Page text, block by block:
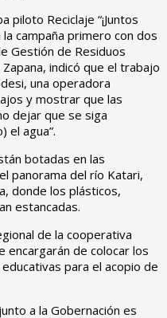
piloto Reciclaje “¡Juntos
campaña primero con dos
Gestión de Residuos
indicó que el trabajo
una operadora
y mostrar que las
dejar que se siga
el agua”.
botadas en las
panorama del río Katari,
donde los plásticos,
estancadas.
de la cooperativa
encargarán de colocar los
para el acopio de
a la Gobernación es